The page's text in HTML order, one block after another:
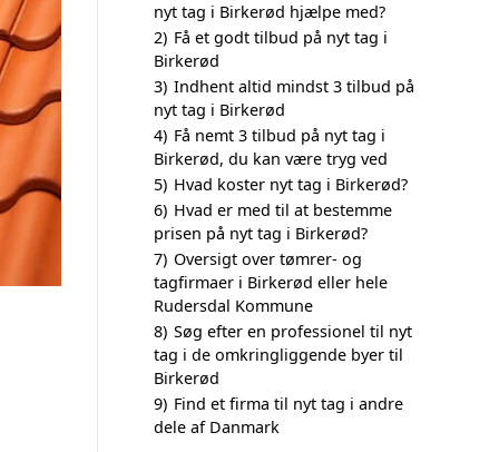
nyt tag i Birkerød hjælpe med?
2) Få et godt tilbud på nyt tag i
Birkerød
3) Indhent altid mindst 3 tilbud på
nyt tag i Birkerød
4) Få nemt 3 tilbud på nyt tag i
Birkerød, du kan være tryg ved
5) Hvad koster nyt tag i Birkerød?
6) Hvad er med til at bestemme
prisen på nyt tag i Birkerød?
7) Oversigt over tømrer- og
tagfirmaer i Birkerød eller hele
Rudersdal Kommune
8) Søg efter en professionel til nyt
tag i de omkringliggende byer til
Birkerød
9) Find et firma til nyt tag i andre
dele af Danmark